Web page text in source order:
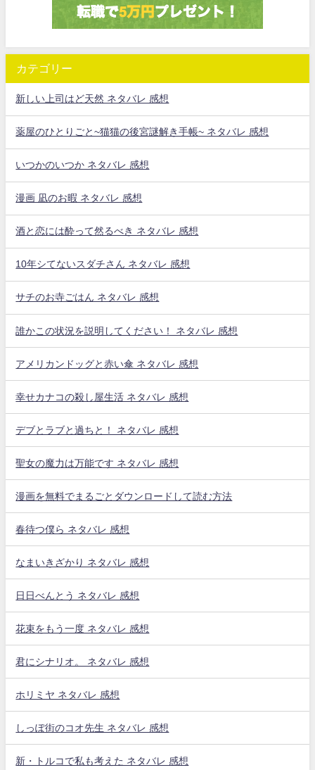
カテゴリー
新しい上司はど天然 ネタバレ 感想
薬屋のひとりごと~猫猫の後宮謎解き手帳~ ネタバレ 感想
いつかのいつか ネタバレ 感想
漫画 凪のお暇 ネタバレ 感想
酒と恋には酔って然るべき ネタバレ 感想
10年シてないスダチさん ネタバレ 感想
サチのお寺ごはん ネタバレ 感想
誰かこの状況を説明してください！ ネタバレ 感想
アメリカンドッグと赤い傘 ネタバレ 感想
幸せカナコの殺し屋生活 ネタバレ 感想
デブとラブと過ちと！ ネタバレ 感想
聖女の魔力は万能です ネタバレ 感想
漫画を無料でまるごとダウンロードして読む方法
春待つ僕ら ネタバレ 感想
なまいきざかり ネタバレ 感想
日日べんとう ネタバレ 感想
花束をもう一度 ネタバレ 感想
君にシナリオ。 ネタバレ 感想
ホリミヤ ネタバレ 感想
しっぽ街のコオ先生 ネタバレ 感想
新・トルコで私も考えた ネタバレ 感想